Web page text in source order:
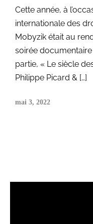
Cette année, à
internationale des
Mobyzik était au
soirée
partie, « Le siècle
Philippe Picard & […]
mai 3, 2022